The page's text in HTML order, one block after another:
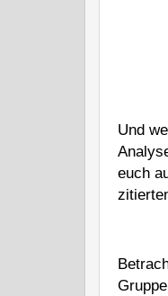
Und
euch